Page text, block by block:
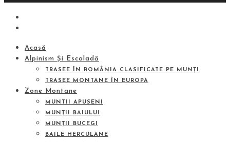
Acasă
Alpinism Și Escaladă
TRASEE ÎN ROMÂNIA CLASIFICATE PE MUNȚI
TRASEE MONTANE ÎN EUROPA
Zone Montane
MUNTII APUSENI
MUNȚII BAIULUI
MUNȚII BUCEGI
BAILE HERCULANE